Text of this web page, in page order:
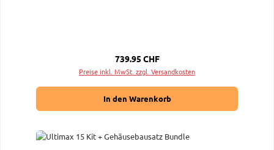
Regulärer Preis:
739.95 CHF
Preise inkl. MwSt. zzgl. Versandkosten
In den Warenkorb